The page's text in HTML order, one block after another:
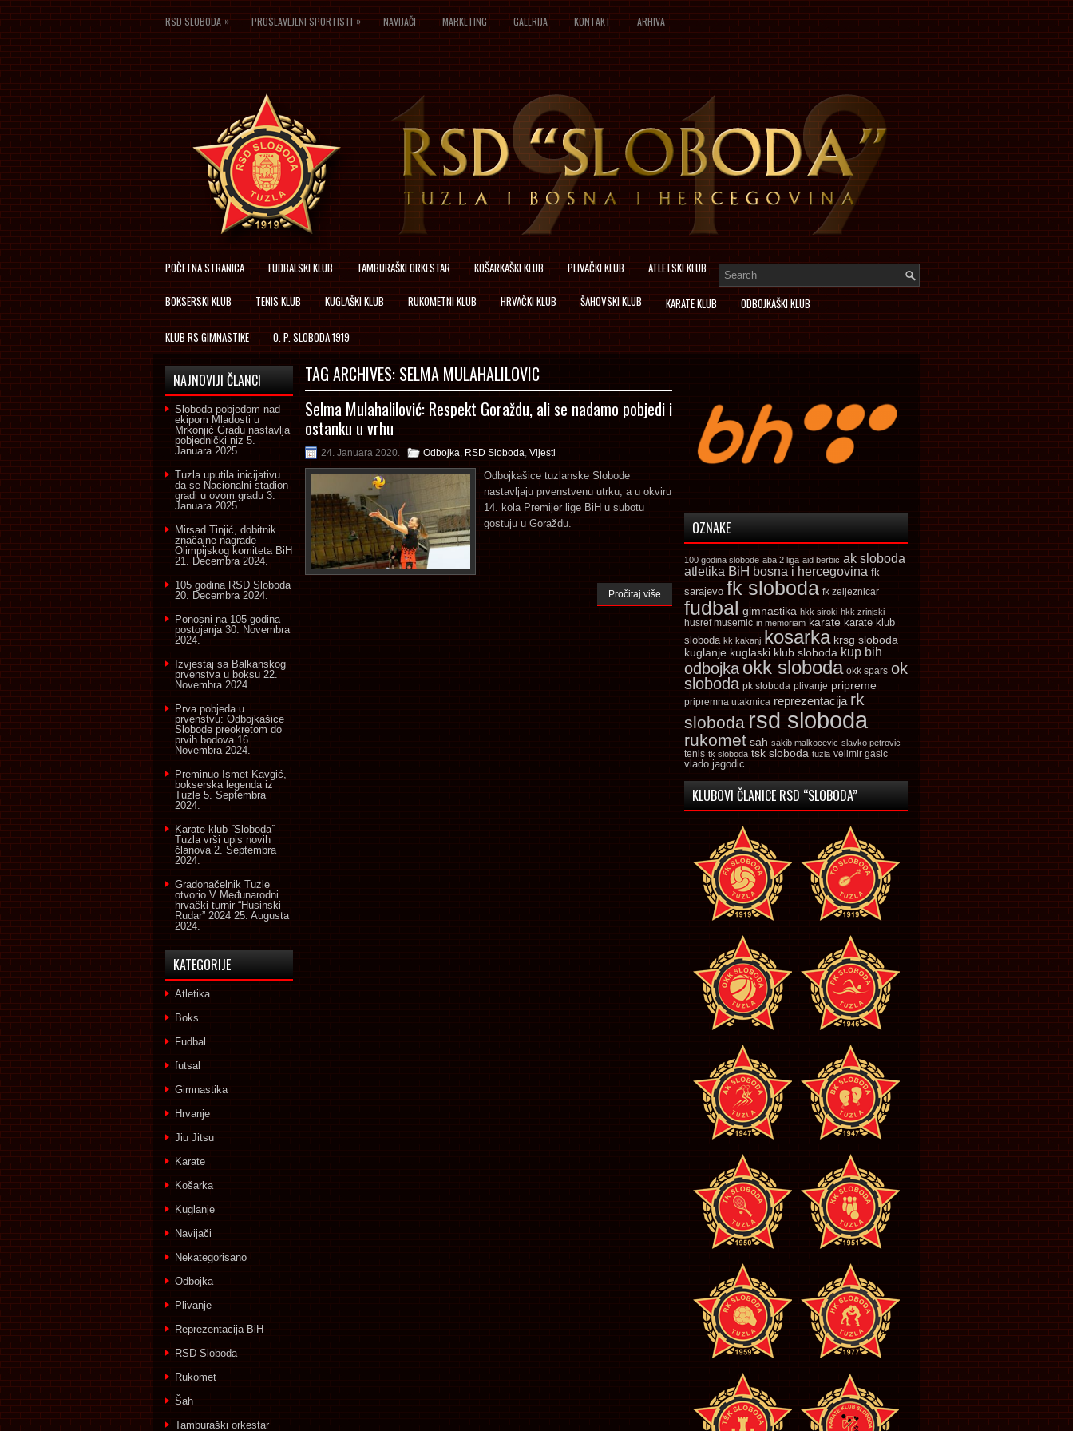
RSD SLOBODA » PROSLAVLJENI SPORTISTI » NAVIJAČI MARKETING GALERIJA KONTAKT ARHIVA
POČETNA STRANICA FUDBALSKI KLUB TAMBURAŠKI ORKESTAR KOŠARKAŠKI KLUB PLIVAČKI KLUB ATLETSKI KLUB
BOKSERSKI KLUB TENIS KLUB KUGLAŠKI KLUB RUKOMETNI KLUB HRVAČKI KLUB ŠAHOVSKI KLUB KARATE KLUB ODBOJKAŠKI KLUB
KLUB RS GIMNASTIKE O. P. SLOBODA 1919
TAG ARCHIVES: SELMA MULAHALILOVIC
Selma Mulahalilović: Respekt Goraždu, ali se nadamo pobjedi i
ostanku u vrhu
24. Januara 2020. Odbojka, RSD Sloboda, Vijesti
Odbojkašice tuzlanske Slobode
nastavljaju prvenstvenu utrku, a u okviru
14. kola Premijer lige BiH u subotu
gostuju u Goraždu.
Pročitaj više
NAJNOVIJI ČLANCI
Sloboda pobjedom nad
ekipom Mladosti u
Mrkonjić Gradu nastavlja
pobjednički niz 5.
Januara 2025.
Tuzla uputila inicijativu
da se Nacionalni stadion
gradi u ovom gradu 3.
Januara 2025.
Mirsad Tinjić, dobitnik
značajne nagrade
Olimpijskog komiteta BiH
21. Decembra 2024.
105 godina RSD Sloboda
20. Decembra 2024.
Ponosni na 105 godina
postojanja 30. Novembra
2024.
Izvjestaj sa Balkanskog
prvenstva u boksu 22.
Novembra 2024.
Prva pobjeda u
prvenstvu: Odbojkašice
Slobode preokretom do
prvih bodova 16.
Novembra 2024.
Preminuo Ismet Kavgić,
bokserska legenda iz
Tuzle 5. Septembra
2024.
Karate klub ˝Sloboda˝
Tuzla vrši upis novih
članova 2. Septembra
2024.
Gradonačelnik Tuzle
otvorio V Međunarodni
hrvački turnir “Husinski
Rudar” 2024 25. Augusta
2024.
KATEGORIJE
Atletika
Boks
Fudbal
futsal
Gimnastika
Hrvanje
Jiu Jitsu
Karate
Košarka
Kuglanje
Navijači
Nekategorisano
Odbojka
Plivanje
Reprezentacija BiH
RSD Sloboda
Rukomet
Šah
Tamburaški orkestar
OZNAKE
100 godina slobode aba 2 liga aid berbic ak sloboda
atletika BiH bosna i hercegovina fk
sarajevo fk sloboda fk zeljeznicar
fudbal gimnastika hkk siroki hkk zrinjski
husref musemic in memoriam karate karate klub
sloboda kk kakanj kosarka krsg sloboda
kuglanje kuglaski klub sloboda kup bih
odbojka okk sloboda okk spars ok
sloboda pk sloboda plivanje pripreme
pripremna utakmica reprezentacija rk
sloboda rsd sloboda
rukomet sah sakib malkocevic slavko petrovic
tenis tk sloboda tsk sloboda tuzla velimir gasic
vlado jagodic
KLUBOVI ČLANICE RSD “SLOBODA”